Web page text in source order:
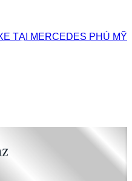
TẠI MERCEDES PHÚ MỸ